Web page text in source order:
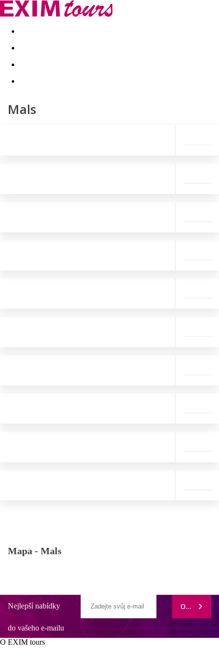
Akční nabídky Last minute
Mals
Mapa - Mals
Nejlepší nabídky
do vašeho e-mailu
ODEBÍRAT
O EXIM tours